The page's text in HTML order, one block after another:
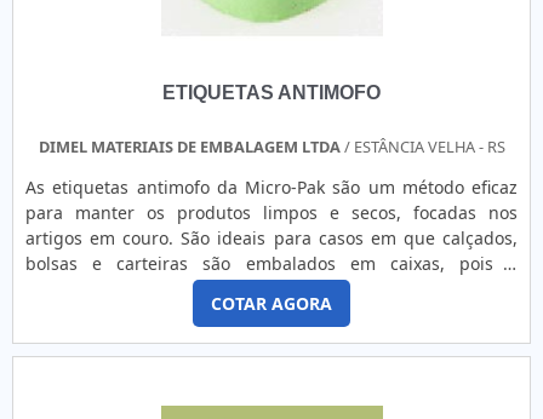
Disponível em cera, cera-misto e resina para aplicações
Funciona com a maioria das impressoras térmicas e
ambientes desde comerciais até industriais severos.
ETIQUETAS ANTIMOFO
DIMEL MATERIAIS DE EMBALAGEM LTDA/ ESTÂNCIA VELHA - RS
As etiquetas antimofo da Micro-Pak são um método eficaz
para manter os produtos limpos e secos, focadas nos
artigos em couro. São ideais para casos em que calçados,
bolsas e carteiras são embalados em caixas, pois o
manuseio delas pelos consumidores e trabalhadores não
oferece riscos a saúde, além de ser um produto inovador e
sustentável. ....
COTAR AGORA